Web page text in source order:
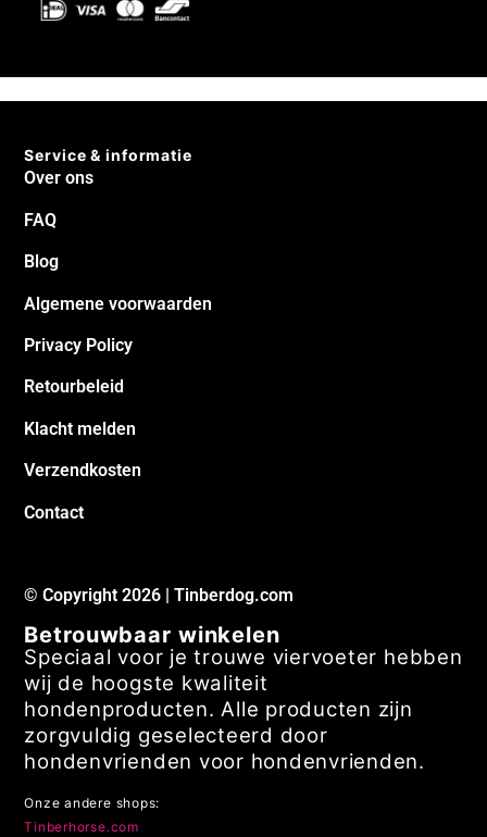
Service & informatie
Over ons
FAQ
Blog
Algemene voorwaarden
Privacy Policy
Retourbeleid
Klacht melden
Verzendkosten
Contact
© Copyright 2026 | Tinberdog.com
Betrouwbaar winkelen
Speciaal voor je trouwe viervoeter hebben
wij de hoogste kwaliteit
hondenproducten. Alle producten zijn
zorgvuldig geselecteerd door
hondenvrienden voor hondenvrienden.
Onze andere shops:
Tinberhorse.com